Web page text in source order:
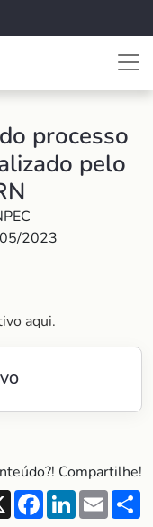
processo
pelo
2023
aqui.
Compartilhe!
X FacebookLinkedIn
Email